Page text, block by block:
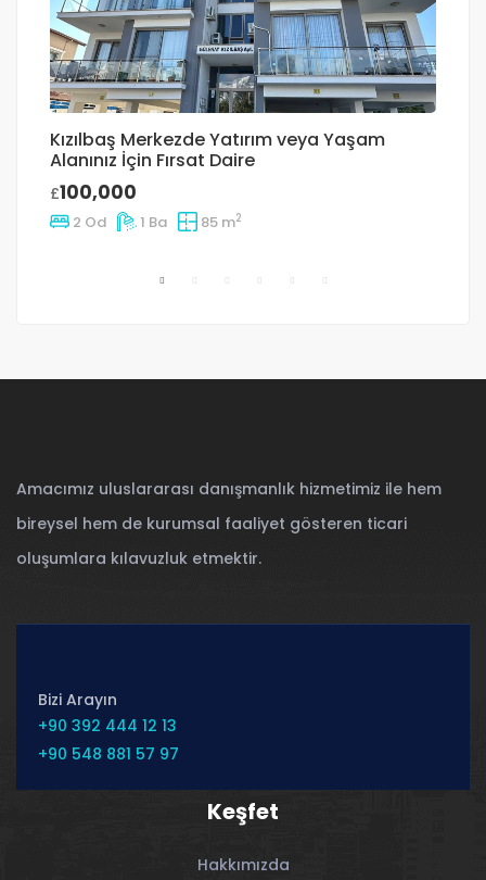
Kızılbaş Merkezde Yatırım veya Yaşam
Alanınız İçin Fırsat Daire
£100,000
2 Od 1 Ba 85 m2
Amacımız uluslararası danışmanlık hizmetimiz ile hem
bireysel hem de kurumsal faaliyet gösteren ticari
oluşumlara kılavuzluk etmektir.
Bizi Arayın
+90 392 444 12 13
+90 548 881 57 97
Keşfet
Hakkımızda